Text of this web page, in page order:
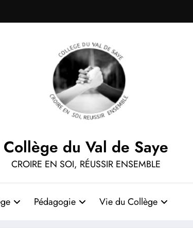
Collège du Val de Saye
CROIRE EN SOI, RÉUSSIR ENSEMBLE
Pédagogie Vie du Collège